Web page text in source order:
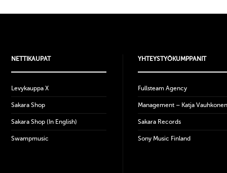
NETTIKAUPAT
Levykauppa X
Sakara Shop
Sakara Shop (In English)
Swampmusic
YHTEYSTYÖKUMPPANIT
Fullsteam Agency
Management – Katja Vauhkonen
Sakara Records
Sony Music Finland